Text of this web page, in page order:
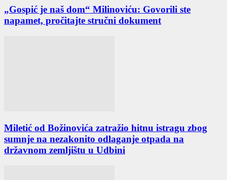
„Gospić je naš dom“ Milinoviću: Govorili ste
napamet, pročitajte stručni dokument
Miletić od Božinovića zatražio hitnu istragu zbog
sumnje na nezakonito odlaganje otpada na
državnom zemljištu u Udbini